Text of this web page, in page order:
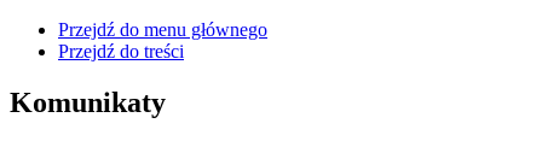
Przejdź do menu głównego
Przejdź do treści
Komunikaty